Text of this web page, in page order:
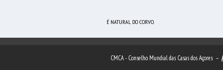
É NATURAL DO CORVO.
CMCA - Conselho Mundial das Casas dos Açores –